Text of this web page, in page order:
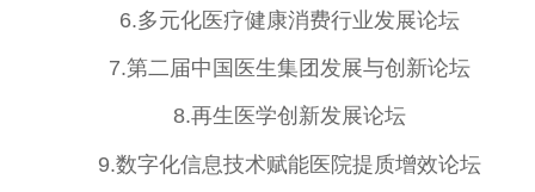
6.多元化医疗健康消费行业发展论坛
7.第二届中国 医生集团发展与创新论坛
8.再生医学创新发展论坛
9.数字化信息技术赋能医院提质增效论坛